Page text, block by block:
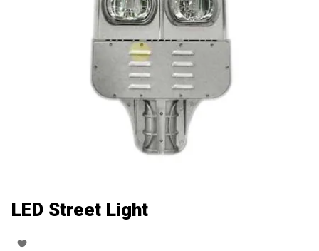
LED Street Light